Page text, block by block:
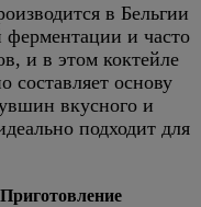
в Бельгии
и часто
и в этом коктейле
составляет основу
вкусного и
подходит для
Приготовление